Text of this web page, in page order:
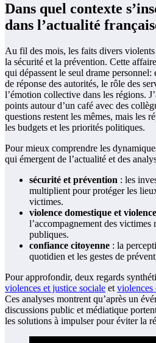
Dans quel contexte
dans l’actualité
Au fil des mois, les faits divers
la sécurité et la prévention. Cette
qui dépassent le seul drame personnel:
de réponse des autorités, le rôle des
l’émotion collective dans les régions.
points autour d’un café avec des
questions restent les mêmes, mais les
les budgets et les priorités politiques.
Pour mieux comprendre les
qui émergent de l’actualité et des
sécurité et prévention : les
multiplient pour protéger les
victimes.
violence domestique et
l’accompagnement des
publiques.
confiance citoyenne : la
quotidien et les gestes de
Pour approfondir, deux regards
violences et justice sociale et violences
Ces analyses montrent qu’après un
discussions public et médiatique
les solutions à impulser pour éviter la